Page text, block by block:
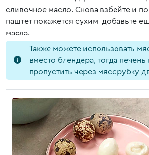
сливочное масло. Снова взбейте и
паштет покажется сухим, добавьте
масла.
Также можете использовать
вместо блендера, тогда печень
пропустить через мясорубку